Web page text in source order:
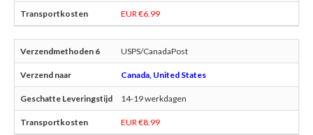
EUR €6.99
USPS/CanadaPost
Canada, United States
14-19 werkdagen
EUR €8.99